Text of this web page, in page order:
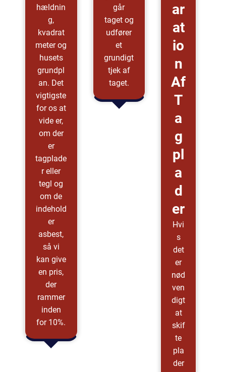
hældnin
g,
kvadrat
meter og
husets
grundpl
an. Det
vigtigste
for os at
vide er,
om der
er
tagplade
r eller
tegl og
om de
indehold
er
asbest,
så vi
kan give
en pris,
der
rammer
inden
for 10%.
går
taget og
udfører
et
grundigt
tjek af
taget.
Ar
At
Io
N
Af
T
A
G
Pl
A
D
Er
Hvi
s
det
er
nød
ven
digt
at
skif
te
pla
der